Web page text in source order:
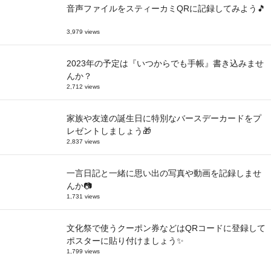
音声ファイルをスティーカミQRに記録してみよう🎵
3,979 views
2023年の予定は『いつからでも手帳』書き込みませ
んか？
2,712 views
家族や友達の誕生日に特別なバースデーカードをプ
レゼントしましょう🎁
2,837 views
一言日記と一緒に思い出の写真や動画を記録しませ
んか📷
1,731 views
文化祭で使うクーポン券などはQRコードに登録して
ポスターに貼り付けましょう✨
1,799 views